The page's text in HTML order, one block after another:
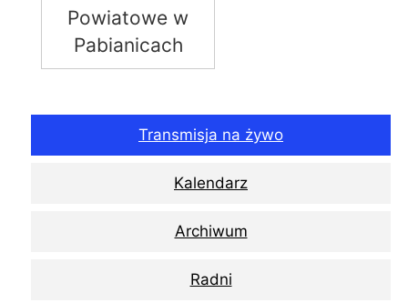
Powiatowe w
Pabianicach
Transmisja na żywo
Kalendarz
Archiwum
Radni